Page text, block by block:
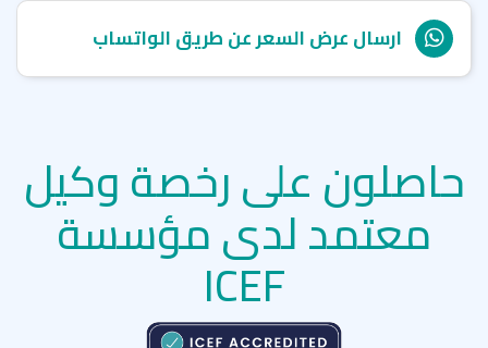
ارسال عرض السعر عن طريق الواتساب
حاصلون على رخصة وكيل
معتمد لدى مؤسسة
ICEF